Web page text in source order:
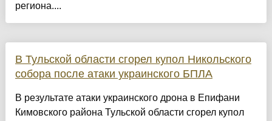
региона....
В Тульской области сгорел купол Никольского
собора после атаки украинского БПЛА
В результате атаки украинского дрона в Епифани
Кимовского района Тульской области сгорел купол